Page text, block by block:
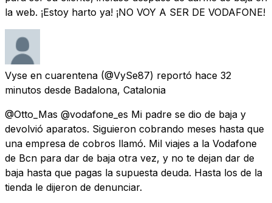
la web. ¡Estoy harto ya! ¡NO VOY A SER DE VODAFONE!
Vyse en cuarentena (@VySe87) reportó hace 32
minutos desde Badalona, Catalonia
@Otto_Mas @vodafone_es Mi padre se dio de baja y
devolvió aparatos. Siguieron cobrando meses hasta que
una empresa de cobros llamó. Mil viajes a la Vodafone
de Bcn para dar de baja otra vez, y no te dejan dar de
baja hasta que pagas la supuesta deuda. Hasta los de la
tienda le dijeron de denunciar.